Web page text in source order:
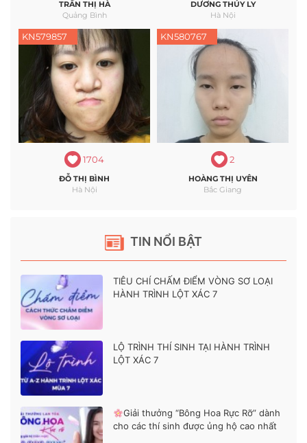
TIN NỔI BẬT
TIÊU CHÍ CHẤM ĐIỂM VÒNG SƠ LOẠI
HÀNH TRÌNH LỘT XÁC 7
LỘ TRÌNH THÍ SINH TẠI HÀNH TRÌNH
LỘT XÁC 7
Giải thưởng “Bông Hoa Rực Rỡ” dành
cho các thí sinh được ủng hộ cao nhất
TRẦN THỊ HÀ
Quảng Bình
DƯƠNG THÚY LY
Hà Nội
KN579857
1704
ĐỖ THỊ BÌNH
Hà Nội
KN580767
2
HOÀNG THỊ UYÊN
Bắc Giang